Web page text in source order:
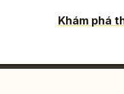
Khám phá